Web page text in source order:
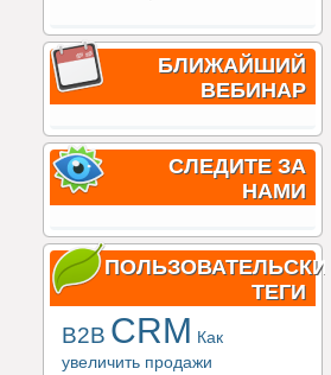
БЛИЖАЙШИЙ
ВЕБИНАР
СЛЕДИТЕ ЗА
НАМИ
ПОЛЬЗОВАТЕЛЬСКИЕ
ТЕГИ
B2B CRM Как
увеличить продажи